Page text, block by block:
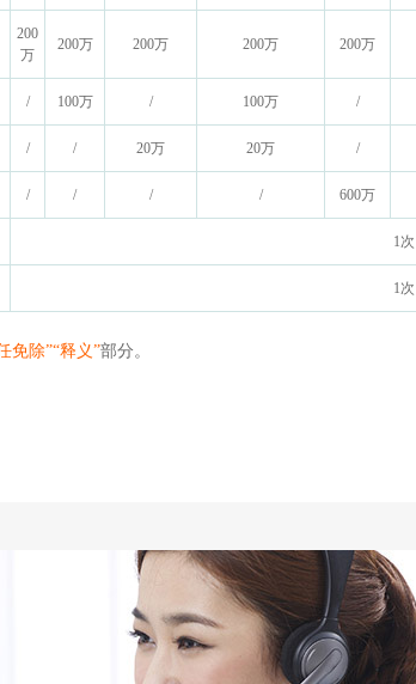
200
万
200万 200万 200万 200万
/ 100万 / 100万 /
/ / 20万 20万 /
/ / / / 600万
1次
1次
免除”“释义”部分。